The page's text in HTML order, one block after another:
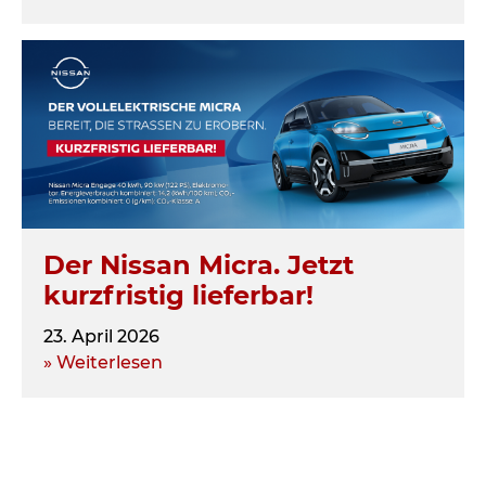
Der Nissan Micra. Jetzt
kurzfristig lieferbar!
23. April 2026
» Weiterlesen